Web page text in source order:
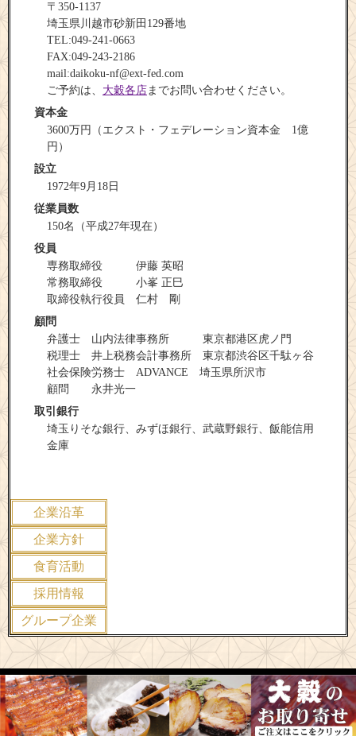
〒350-1137
埼玉県川越市砂新田129番地
TEL:049-241-0663
FAX:049-243-2186
mail:daikoku-nf@ext-fed.com
ご予約は、 大穀各店までお問い合わせください。
資本金
3600万円（エクスト・フェデレーション資本金 1億
円）
設立
1972年9月18日
従業員数
150名（平成27年現在）
役員
専務取締役 伊藤 英昭
常務取締役 小峯 正巳
取締役執行役員 仁村 剛
顧問
弁護士 山内法律事務所 東京都港区虎ノ門
税理士 井上税務会計事務所 東京都渋谷区千駄ヶ谷
社会保険労務士 ADVANCE 埼玉県所沢市
顧問 永井光一
取引銀行
埼玉りそな銀行、みずほ銀行、武蔵野銀行、飯能信用
金庫
企業沿革
企業方針
食育活動
採用情報
グループ企業